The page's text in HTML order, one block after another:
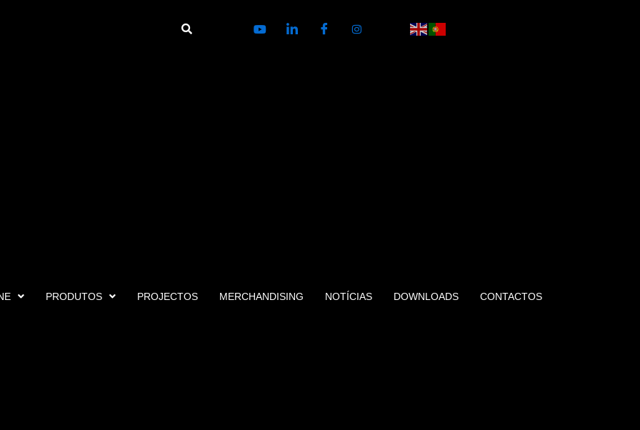
PRODUTOS PROJECTOS MERCHANDISING NOTÍCIAS DOWNLOADS CONTACTOS